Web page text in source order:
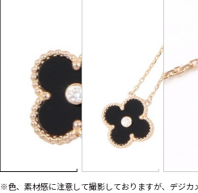
※色、素材感に注意して撮影しておりますが、デジカ